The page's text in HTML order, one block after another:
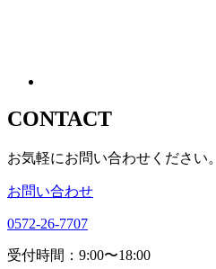
CONTACT
お気軽にお問い合わせください。
お問い合わせ
0572-26-7707
受付時間：9:00〜18:00